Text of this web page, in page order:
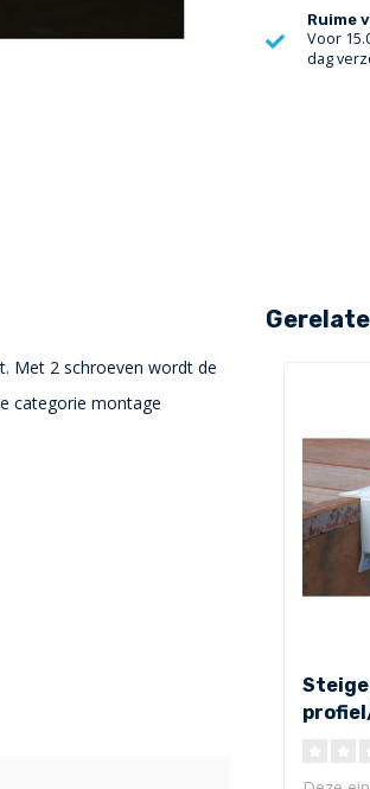
Ruime
Voor
dag
Met 2 schroeven wordt de
categorie montage